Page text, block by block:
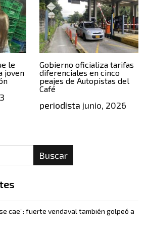
le
joven
Gobierno oficializa tarifas
diferenciales en cinco
peajes de Autopistas del
Café
periodista junio, 2026
Buscar
cae”: fuerte vendaval también golpeó a